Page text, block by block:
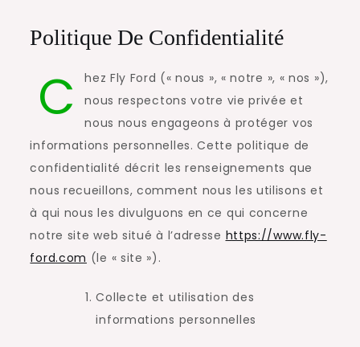
Politique De Confidentialité
C
hez Fly Ford (« nous », « notre », « nos »),
nous respectons votre vie privée et
nous nous engageons à protéger vos
informations personnelles. Cette politique de
confidentialité décrit les renseignements que
nous recueillons, comment nous les utilisons et
à qui nous les divulguons en ce qui concerne
notre site web situé à l’adresse https://www.fly-
ford.com (le « site »).
Collecte et utilisation des
informations personnelles